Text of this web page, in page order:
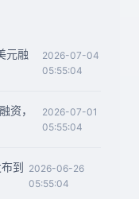
元融
2026-07-04
05:55:04
资，
2026-07-01
05:55:04
到 2026-06-26
05:55:04